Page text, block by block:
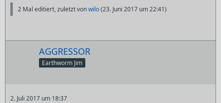
2 Mal editiert, zuletzt vonwilo(23. Juni 2017 um 22:41)
AGGRESSOR
Earthworm Jim
2. Juli 2017 um 18:37